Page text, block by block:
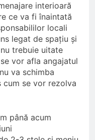
interioară
ce va fi înaintată
locali
legat de spațiu și
trebuie uitate
vor afla angajatul
va schimba
cum se vor rezolva
până acum